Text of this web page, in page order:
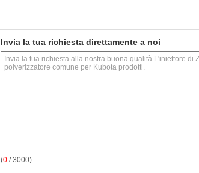
Invia la tua richiesta direttamente a noi
(0 / 3000)